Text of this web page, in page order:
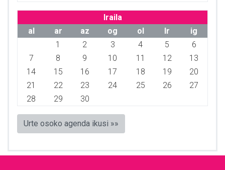
Iraila
al
ar az og ol lr
ig
1
2 3 4 5
6
7
8 9 10 11 12
13
14
15 16 17 18 19
20
21
22 23 24 25 26
27
28
29 30
Urte osoko agenda ikusi »»